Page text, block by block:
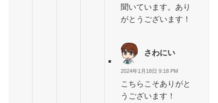
聞いています。あり
がとうございます！
さわにい
2024年1月18日 9:18 PM
こちらこそありがと
うございます！